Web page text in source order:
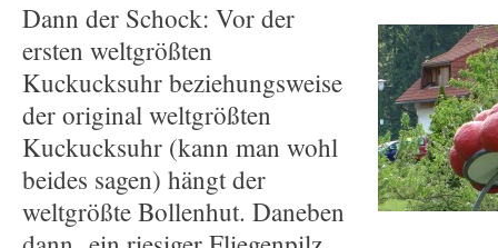
Dann der Schock: Vor der
ersten weltgrößten
Kuckucksuhr beziehungsweise
der original weltgrößten
Kuckucksuhr (kann man wohl
beides sagen) hängt der
weltgrößte Bollenhut. Daneben